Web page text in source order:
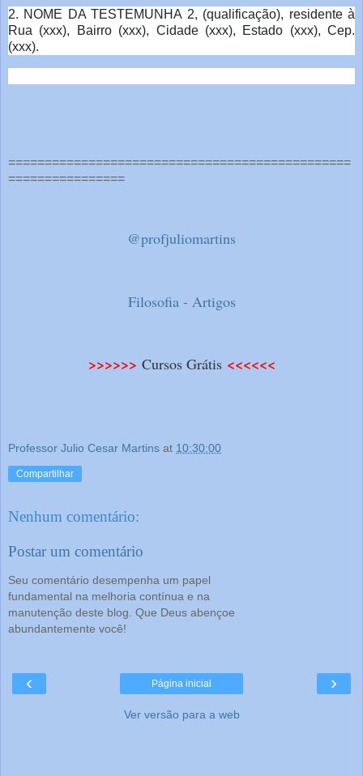
2. NOME DA TESTEMUNHA 2, (qualificação), residente à
Rua (xxx), Bairro (xxx), Cidade (xxx), Estado (xxx), Cep.
(xxx).
===============================================
================
@profjuliomartins
Filosofia - Artigos
>>>>>> Cursos Grátis <<<<<<
Professor Julio Cesar Martins at 10:30:00
Compartilhar
Nenhum comentário:
Postar um comentário
Seu comentário desempenha um papel
fundamental na melhoria contínua e na
manutenção deste blog. Que Deus abençoe
abundantemente você!
‹ ›
Página inicial
Ver versão para a web